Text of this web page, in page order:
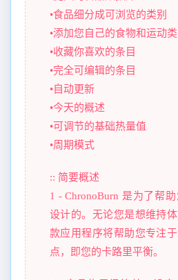
•食品细分成可浏览的类别
•添加您自己的食物和运动
•收藏你喜欢的条目
•完全可编辑的条目
•自动更新
•今天的概述
•可调节的基础热量值
•周期模式
:: 简要概述
1 - ChronoBurn 是为了帮
设计的。无论您是想维持
款应用程序将帮助您专注
点，即您的卡路里平衡。